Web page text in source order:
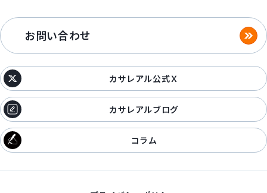
お問い合わせ
カサレアル公式Ｘ
カサレアルブログ
コラム